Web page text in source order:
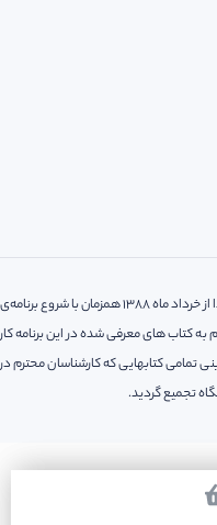
فروشگاه اینترنتی کتاب و محصولات فرهنگی سمت خدا از خرداد ماه 1388 همزمان با شروع برنامه‌ی
کتاب های معرفی شده در این برنامه کار
تمامی کتابهایی که کارشناسان محترم در
تجمیع گردید.
اینترنتی سمت خدا می باشد.